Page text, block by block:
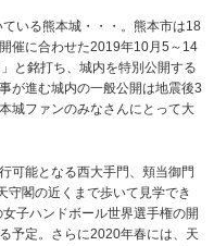
いる熊本城・・・。熊本市は18
催に合わせた2019年10月5～14
と銘打ち、城内を特別公開する
が進む城内の一般公開は地震後3
城ファンのみなさんにとって大
可能となる西大手門、頬当御門
守閣の近くまで歩いて見学でき
子ハンドボール世界選手権の開
予定。さらに2020年春には、天